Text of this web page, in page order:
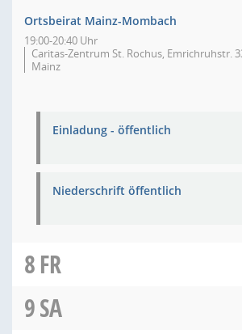
Ortsbeirat Mainz-Mombach
19:00-20:40 Uhr
Caritas-Zentrum St. Rochus, Emrichruhstr.
Mainz
Einladung - öffentlich
Niederschrift öffentlich
8FR
9SA